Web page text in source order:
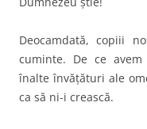
Deocamdată, copiii
cuminte. De ce
înalte învăţături ale
ca să ni-i crească.